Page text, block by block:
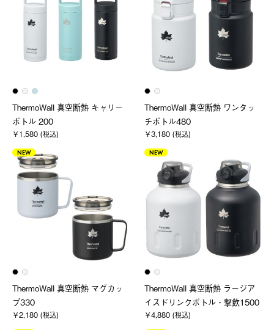
ThermoWall 真空断熱 キャリー
ボトル 200
￥1,580 (税込)
ThermoWall 真空断熱 ワンタッ
チボトル480
￥3,180 (税込)
NEW
ThermoWall 真空断熱 マグカッ
プ330
￥2,180 (税込)
NEW
ThermoWall 真空断熱 ラージア
イスドリンクボトル・撃飲1500
￥4,880 (税込)